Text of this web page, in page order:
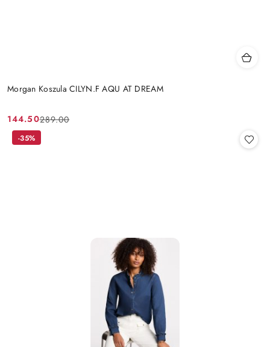
Morgan Koszula CILYN.F AQU AT DREAM
Cena
promocyjna:
144.50
Cena
przed
289.00
-35%